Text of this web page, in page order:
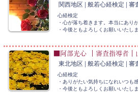
関西地区 | 般若心経検定 | 審
心経検定
・心が落ち着きます。本当にあり
・今後ともよろしくお願いいたし
■阿部光心 ｜審査指導者｜
東北地区 | 般若心経検定 | 審
心経検定
・ありがたい気持ちになれいつも
・今後ともよろしくお願いいたし